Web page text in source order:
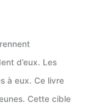
d’eux. Les
à eux. Ce livre
Cette cible